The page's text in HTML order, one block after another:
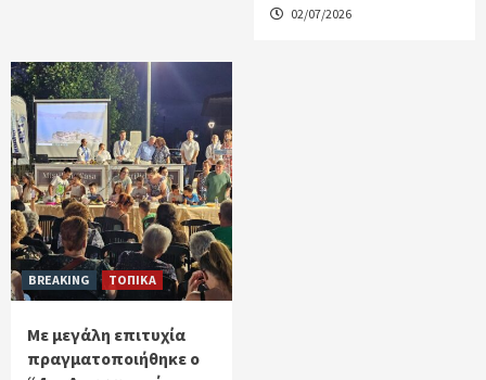
02/07/2026
BREAKING ΤΟΠΙΚΑ
Με μεγάλη επιτυχία
πραγματοποιήθηκε ο